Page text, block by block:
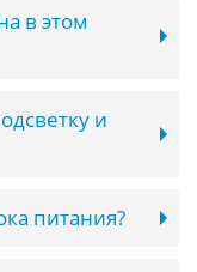
в этом
и
питания?